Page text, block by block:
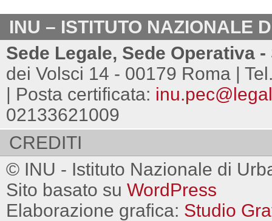
INU – ISTITUTO NAZIONALE
Sede Legale, Sede Operativa
dei Volsci 14 - 00179 Roma |
| Posta certificata:
02133621009
CREDITI
© INU - Istituto Nazionale di
Sito basato su WordPress
Elaborazione grafica: Studio